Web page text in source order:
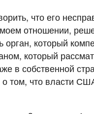
что его
отношении,
который
который
в собственной
том, что власти